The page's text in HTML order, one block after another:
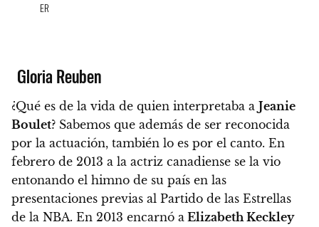
ER
Gloria Reuben
¿Qué es de la vida de quien interpretaba a Jeanie
Boulet? Sabemos que además de ser reconocida
por la actuación, también lo es por el canto. En
febrero de 2013 a la actriz canadiense se la vio
entonando el himno de su país en las
presentaciones previas al Partido de las Estrellas
de la NBA. En 2013 encarnó a Elizabeth Keckley